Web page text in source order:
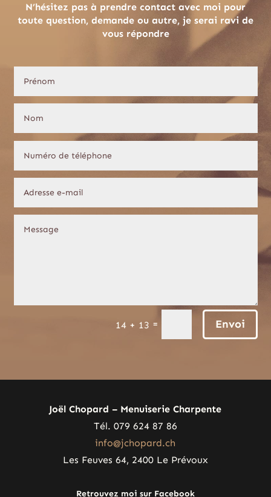
N’hésitez pas à prendre contact avec moi pour
toute question, demande ou autre, je serai ravi de
vous répondre
14 + 13 = Envoi
Joël Chopard – Menuiserie Charpente
Tél. 079 624 87 86
info@jchopard.ch
Les Feuves 64, 2400 Le Prévoux
Retrouvez moi sur Facebook